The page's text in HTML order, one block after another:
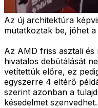
Az új architektúra
mutatkoztak be, jöhet a
Az AMD friss asztali és
hivatalos debütálását
vetítettük előre, ez
egyszerre 4 eltérő
szerint azonban a
késedelmet szenvedhet.